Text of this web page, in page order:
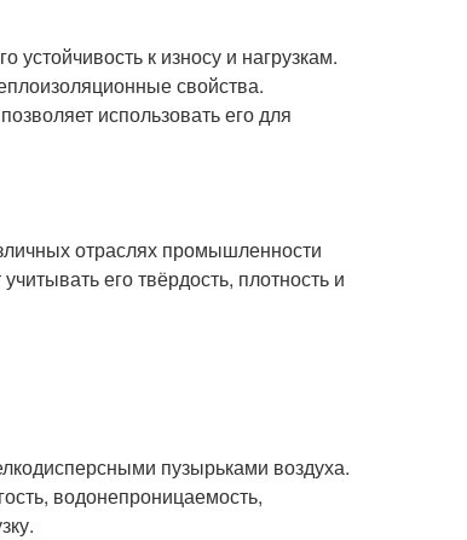
устойчивость к износу и нагрузкам.
свойства.
использовать его для
отраслях промышленности
его твёрдость, плотность и
пузырьками воздуха.
водонепроницаемость,